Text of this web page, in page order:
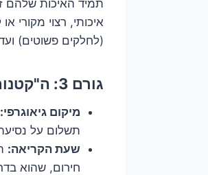
איכותי, רצוי מקורי
(לחלקים פשוטים) ועד 100-200 ש"ח לחלקים איכותיים
גורם 3: ה"קטנות" שמצטברות. איפה אתם גרים? מתי התקשרתם?
מיקום גיאוגרפי:
תשלום על
שעת הקריאה:
חירום, שהוא